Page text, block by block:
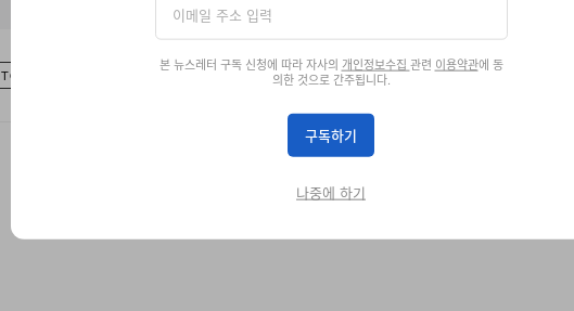
TOYOTA GAZOO RACING
본 뉴스레터 구독 신청에 따라 자사의 개인정보수집 관련 이용약관에 동
의한 것으로 간주됩니다.
구독하기
나중에 하기